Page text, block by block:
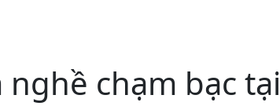
chạm bạc tại